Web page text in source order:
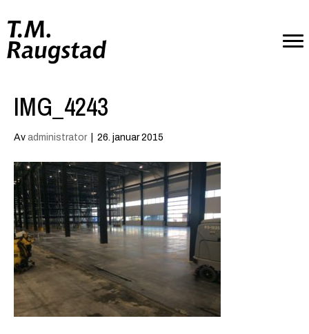
IMG_4243
Av administrator 26. januar 2015